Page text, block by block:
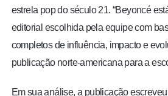
COLUNISTAS
estrela pop do século 21. “Beyoncé
editorial escolhida pela equipe com
completos de influência, impacto e
publicação norte-americana para a
Em sua análise, a publicação